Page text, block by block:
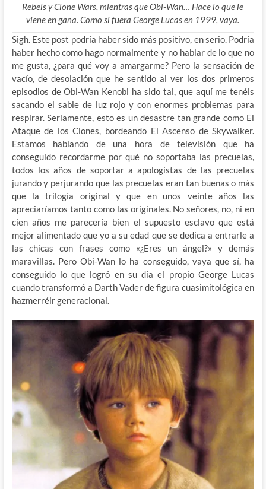
Rebels y Clone Wars, mientras que Obi-Wan… Hace lo que le
viene en gana. Como si fuera George Lucas en 1999, vaya.
Sigh. Este post podría haber sido más positivo, en serio. Podría
haber hecho como hago normalmente y no hablar de lo que no
me gusta, ¿para qué voy a amargarme? Pero la sensación de
vacío, de desolación que he sentido al ver los dos primeros
episodios de Obi-Wan Kenobi ha sido tal, que aquí me tenéis
sacando el sable de luz rojo y con enormes problemas para
respirar. Seriamente, esto es un desastre tan grande como El
Ataque de los Clones, bordeando El Ascenso de Skywalker.
Estamos hablando de una hora de televisión que ha
conseguido recordarme por qué no soportaba las precuelas,
todos los años de soportar a apologistas de las precuelas
jurando y perjurando que las precuelas eran tan buenas o más
que la trilogía original y que en unos veinte años las
apreciaríamos tanto como las originales. No señores, no, ni en
cien años me parecería bien el supuesto esclavo que está
mejor alimentado que yo a su edad que se dedica a entrarle a
las chicas con frases como «¿Eres un ángel?» y demás
maravillas. Pero Obi-Wan lo ha conseguido, vaya que sí, ha
conseguido lo que logró en su día el propio George Lucas
cuando transformó a Darth Vader de figura cuasimitológica en
hazmerréir generacional.